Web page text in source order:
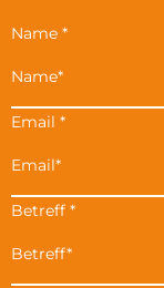
Name *
Email *
Betreff *